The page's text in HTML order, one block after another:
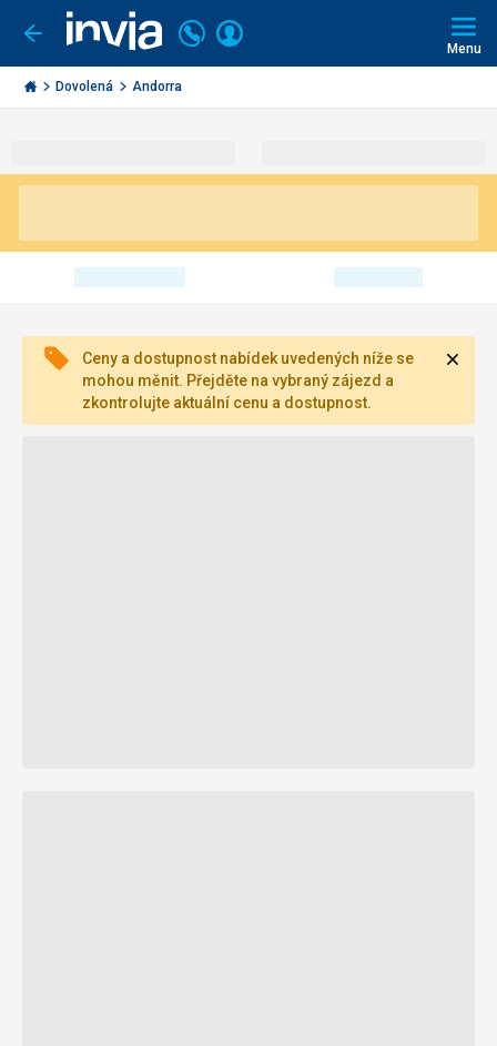
Jít
zpět
Invia.cz
Volejte
226
000
Přihlásit
Menu
Dovolená Andorra
Ceny a dostupnost nabídek uvedených níže se
mohou měnit. Přejděte na vybraný zájezd a
zkontrolujte aktuální cenu a dostupnost.